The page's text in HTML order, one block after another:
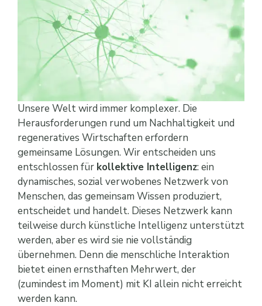
Unsere Welt wird immer komplexer. Die
Herausforderungen rund um Nachhaltigkeit und
regeneratives Wirtschaften erfordern
gemeinsame Lösungen. Wir entscheiden uns
entschlossen für kollektive Intelligenz: ein
dynamisches, sozial verwobenes Netzwerk von
Menschen, das gemeinsam Wissen produziert,
entscheidet und handelt. Dieses Netzwerk kann
teilweise durch künstliche Intelligenz unterstützt
werden, aber es wird sie nie vollständig
übernehmen. Denn die menschliche Interaktion
bietet einen ernsthaften Mehrwert, der
(zumindest im Moment) mit KI allein nicht erreicht
werden kann.